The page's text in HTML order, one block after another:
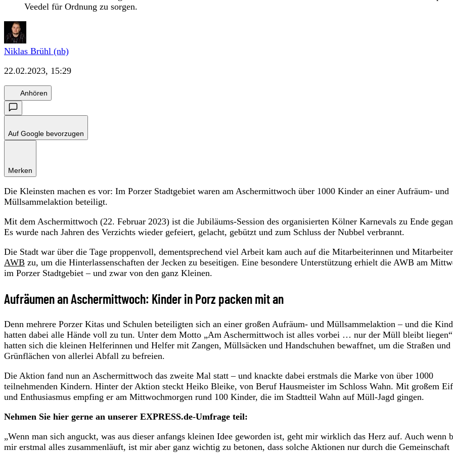
Veedel für Ordnung zu sorgen.
Niklas Brühl (nb)
22.02.2023, 15:29
Anhören
Auf Google bevorzugen
Merken
Die Kleinsten machen es vor: Im Porzer Stadtgebiet waren am Aschermittwoch über 1000 Kinder an einer Aufräum- und
Müllsammelaktion beteiligt.
Mit dem Aschermittwoch (22. Februar 2023) ist die Jubiläums-Session des organisierten Kölner Karnevals zu Ende
Es wurde nach Jahren des Verzichts wieder gefeiert, gelacht, gebützt und zum Schluss der Nubbel verbrannt.
Die Stadt war über die Tage proppenvoll, dementsprechend viel Arbeit kam auch auf die Mitarbeiterinnen und
AWB zu, um die Hinterlassenschaften der Jecken zu beseitigen. Eine besondere Unterstützung erhielt die AWB am
im Porzer Stadtgebiet – und zwar von den ganz Kleinen.
Aufräumen an Aschermittwoch: Kinder in Porz packen mit an
Denn mehrere Porzer Kitas und Schulen beteiligten sich an einer großen Aufräum- und Müllsammelaktion – und die
hatten dabei alle Hände voll zu tun. Unter dem Motto „Am Aschermittwoch ist alles vorbei … nur der Müll bleibt liegen“
hatten sich die kleinen Helferinnen und Helfer mit Zangen, Müllsäcken und Handschuhen bewaffnet, um die Straßen und
Grünflächen von allerlei Abfall zu befreien.
Die Aktion fand nun an Aschermittwoch das zweite Mal statt – und knackte dabei erstmals die Marke von über 1000
teilnehmenden Kindern. Hinter der Aktion steckt Heiko Bleike, von Beruf Hausmeister im Schloss Wahn. Mit großem
und Enthusiasmus empfing er am Mittwochmorgen rund 100 Kinder, die im Stadtteil Wahn auf Müll-Jagd gingen.
Nehmen Sie hier gerne an unserer EXPRESS.de-Umfrage teil:
„Wenn man sich anguckt, was aus dieser anfangs kleinen Idee geworden ist, geht mir wirklich das Herz auf. Auch wenn
mir erstmal alles zusammenläuft, ist mir aber ganz wichtig zu betonen, dass solche Aktionen nur durch die Gemeinschaft